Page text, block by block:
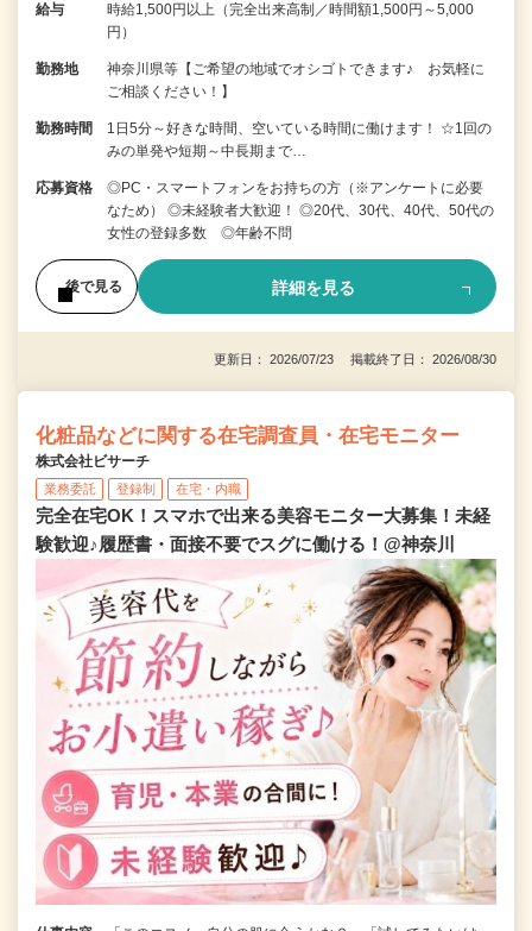
給与
時給1,500円以上（完全出来高制／時間額1,500円～5,000
円）
勤務地
神奈川県等【ご希望の地域でオシゴトできます♪ お気軽に
ご相談ください！】
勤務時間
1日5分～好きな時間、空いている時間に働けます！ ☆1回の
みの単発や短期～中長期まで…
応募資格
◎PC・スマートフォンをお持ちの方（※アンケートに必要
なため） ◎未経験者大歓迎！ ◎20代、30代、40代、50代の
女性の登録多数 ◎年齢不問
後で見る 詳細を見る
更新日： 2026/07/23 掲載終了日： 2026/08/30
化粧品などに関する在宅調査員・在宅モニター
株式会社ビサーチ
業務委託 登録制 在宅・内職
完全在宅OK！スマホで出来る美容モニター大募集！未経
験歓迎♪履歴書・面接不要でスグに働ける！@神奈川